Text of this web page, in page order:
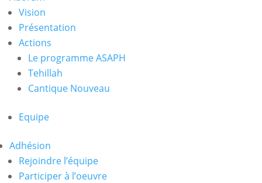
Vision
Présentation
Actions
Le programme ASAPH
Tehillah
Cantique Nouveau
Equipe
Adhésion
Rejoindre l’équipe
Participer à l’oeuvre